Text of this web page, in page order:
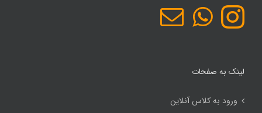
لینک به صفحات
ورود به کلاس آنلاین